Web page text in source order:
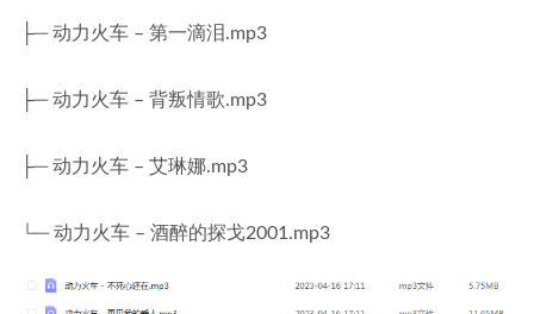
├─ 动力火车 – 第一滴泪.mp3
├─ 动力火车 – 背叛情歌.mp3
├─ 动力火车 – 艾琳娜.mp3
└─ 动力火车 – 酒醉的探戈2001.mp3